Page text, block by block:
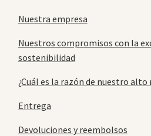
Nuestra empresa
Nuestros compromisos con la
sostenibilidad
¿Cuál es la razón de nuestro
Entrega
Devoluciones y reembolsos